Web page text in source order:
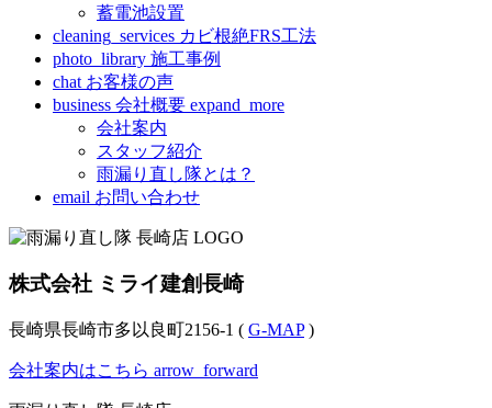
蓄電池設置
cleaning_services カビ根絶FRS工法
photo_library 施工事例
chat お客様の声
business 会社概要 expand_more
会社案内
スタッフ紹介
雨漏り直し隊とは？
email お問い合わせ
株式会社 ミライ建創長崎
長崎県長崎市多以良町2156-1 ( G-MAP)
会社案内はこちら arrow_forward